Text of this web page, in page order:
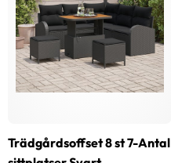
Trädgårdsoffset 8 st 7-Antal